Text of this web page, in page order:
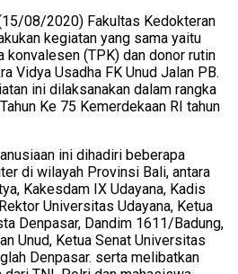
08/2020) Fakultas Kedokteran
kegiatan yang sama yaitu
konvalesen (TPK) dan donor rutin
Vidya Usadha FK Unud Jalan PB.
ini dilaksanakan dalam rangka
Ke 75 Kemerdekaan RI tahun
ini dihadiri beberapa
di wilayah Provinsi Bali, antara
Kakesdam IX Udayana, Kadis
Universitas Udayana, Ketua
Denpasar, Dandim 1611/Badung,
Unud, Ketua Senat Universitas
Denpasar. serta melibatkan